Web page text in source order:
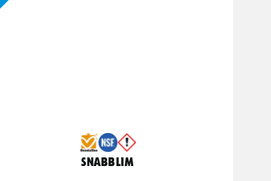
Snabblim